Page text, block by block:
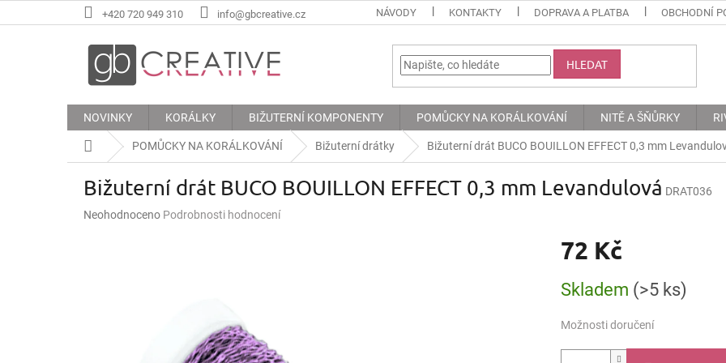
na
+420 720 949 310 info@gbcreative.cz NÁVODY KONTAKTY DOPRAVA A PLATBA OBCHODNÍ
HLEDAT
NOVINKY KORÁLKY BIŽUTERNÍ KOMPONENTY POMŮCKY NA KORÁLKOVÁNÍ NITĚ A ŠŇŮRKY
Domů POMŮCKY NA KORÁLKOVÁNÍ Bižuterní drátky Bižuterní drát BUCO BOUILLON EFFECT 0,3 mm
Bižuterní drát BUCO BOUILLON EFFECT 0,3 mm Levandulová DRAT036
Průměrné
Neohodnoceno Podrobnosti hodnocení
72 Kč
cena:
Skladem (>5 ks)
Možnosti doručení